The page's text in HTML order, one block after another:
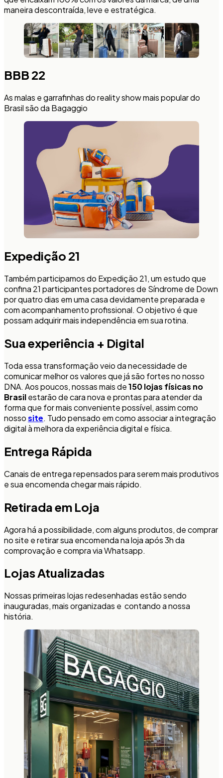
maneira descontraída, leve e estratégica.
BBB 22
As malas e garrafinhas do reality show mais popular do
Brasil são da Bagaggio
Expedição 21
Também participamos do Expedição 21, um estudo que
confina 21 participantes portadores de Síndrome de Down
por quatro dias em uma casa devidamente preparada e
com acompanhamento profissional. O objetivo é que
possam adquirir mais independência em sua rotina.
Sua experiência + Digital
Toda essa transformação veio da necessidade de
comunicar melhor os valores que já são fortes no nosso
DNA. Aos poucos, nossas mais de150 lojas físicas no
Brasilestarão de cara nova e prontas para atender da
forma que for mais conveniente possível, assim como
nossosite. Tudo pensado em como associar a integração
digital à melhora da experiência digital e física.
Entrega Rápida
Canais de entrega repensados para serem mais produtivos
e sua encomenda chegar mais rápido.
Retirada em Loja
Agora há a possibilidade, com alguns produtos, de comprar
no site e retirar sua encomenda na loja após 3h da
comprovação e compra via Whatsapp.
Lojas Atualizadas
Nossas primeiras lojas redesenhadas estão sendo
inauguradas, mais organizadas e contando a nossa
história.